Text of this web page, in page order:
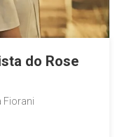
do Rose
Fiorani